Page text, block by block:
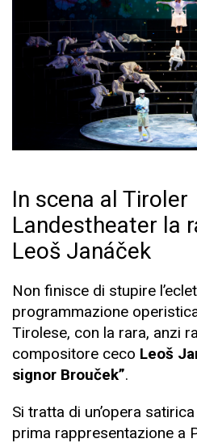
In scena al Tiroler
Landestheater la
Leoš Janáček
Non finisce di stupire
programmazione
Tirolese, con la rara, anzi
compositore ceco Leoš
signor Brouček”.
Si tratta di un’opera
prima rappresentazione a